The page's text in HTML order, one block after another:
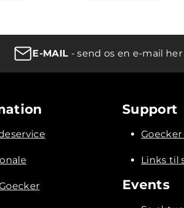
E-MAIL - send os en e-mail her
Support
Goecker
Links til
Events